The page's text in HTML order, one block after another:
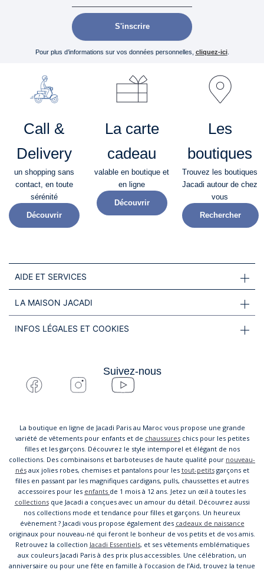
S'inscrire
Pour plus d’informations sur vos données personnelles, cliquez-ici.
Call &
Delivery
un shopping sans
contact, en toute
sérénité​
Découvrir
La carte
cadeau
valable en boutique et
en ligne
Découvrir
Les
boutiques
Trouvez les boutiques
Jacadi autour de chez
vous
Rechercher
AIDE ET SERVICES
LA MAISON JACADI
INFOS LÉGALES ET COOKIES
Suivez-nous
La boutique en ligne de Jacadi Paris au Maroc vous propose une grande
variété de vêtements pour enfants et de chaussureschics pour les petites
filles et les garçons. Découvrez le style intemporel et élégant de nos
collections. Des combinaisons et barboteuses de haute qualité pour nouveau-
nésaux jolies robes, chemises et pantalons pour les tout-petitsgarçons et
filles en passant par les magnifiques cardigans, pulls, chaussettes et autres
accessoires pour les enfants de 1 mois à 12 ans. Jetez un œil à toutes les
collectionsque Jacadi a conçues avec un amour du détail. Découvrez aussi
nos collections mode et tendance pour filles et garçons. Un heureux
évènement ? Jacadi vous propose également des cadeaux de naissance
originaux pour nouveau-né qui feront le bonheur de vos petits et de vos amis.
Retrouvez la collection Jacadi Essentiels, et ses vêtements emblématiques
aux couleurs Jacadi Paris à des prix plus accessibles. Une célébration, un
anniversaire ou pour une fête en famille à l’occasion de l’Aid, trouvez la tenue